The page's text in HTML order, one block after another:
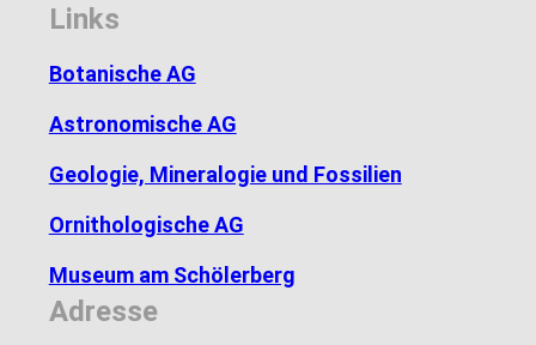
Links
Botanische AG
Astronomische AG
Geologie, Mineralogie und Fossilien
Ornithologische AG
Museum am Schölerberg
Adresse